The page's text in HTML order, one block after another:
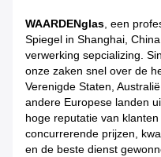
WAARDENglas, een
Spiegel in Shanghai,
verwerking sepcializing.
onze zaken snel over de
Verenigde Staten,
andere Europese landen
hoge reputatie van
concurrerende prijzen,
en de beste dienst